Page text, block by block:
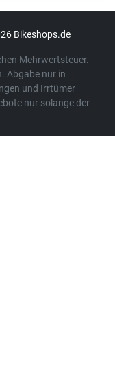
Bikeshops.de
Mehrwertsteuer.
Abgabe nur in
und Irrtümer
nur solange der